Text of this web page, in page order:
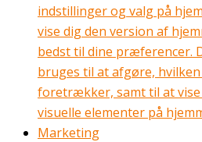
indstillinger og valg på
vise dig den version af
bedst til dine præferencer.
bruges til at afgøre,
foretrækker, samt til at
visuelle elementer på
Marketing